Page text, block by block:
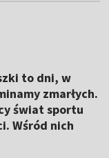
to dni, w
zmarłych.
świat sportu
Wśród nich